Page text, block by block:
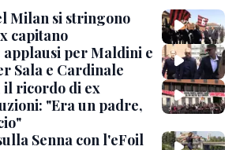
Milan si stringono
capitano
per Maldini e
Sala e Cardinale
ricordo di ex
"Era un padre,
Senna con l'eFoil